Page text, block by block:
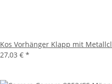
Kos Vorhänger Klapp mit
27,03 € *